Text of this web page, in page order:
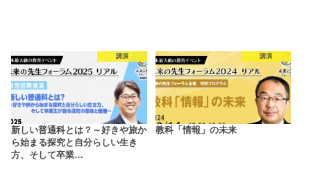
講演
新しい普通科とは？～好きや旅か
ら始まる探究と自分らしい生き
方、そして卒業…
講演
教科「情報」の未来